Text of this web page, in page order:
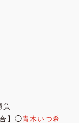
負
】◯青木いつ希